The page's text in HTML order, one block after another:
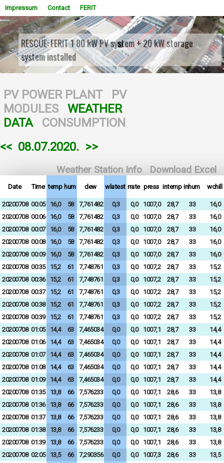
Impressum Contact FERIT
WOWSlider.com
RESCUE: FERIT 1 80 kW PV system + 20 kW storage
system installed
PV POWER PLANT
PV
MODULES
WEATHER
DATA
CONSUMPTION
<< 08.07.2020. >>
Download Excel
Weather Station Info
Date Time temp hum dew wlatest rrate press intemp inhum wchill
20200708 00:05 16,0 58 7,761482 0,3 0,0 1007,0 28,7 33
16,0
20200708 00:06 16,0 58 7,761482 0,3 0,0 1007,0 28,7 33
16,0
20200708 00:07 16,0 58 7,761482 0,3 0,0 1007,0 28,7 33
16,0
20200708 00:08 16,0 58 7,761482 0,3 0,0 1007,0 28,7 33
16,0
20200708 00:09 16,0 58 7,761482 0,3 0,0 1007,0 28,7 33
16,0
20200708 00:35 15,2 61 7,748761 0,3 0,0 1007,2 28,7 33
15,2
20200708 00:36 15,2 61 7,748761 0,3 0,0 1007,2 28,7 33
15,2
20200708 00:37 15,2 61 7,748761 0,3 0,0 1007,2 28,7 33
15,2
20200708 00:38 15,2 61 7,748761 0,3 0,0 1007,2 28,7 33
15,2
20200708 00:39 15,2 61 7,748761 0,3 0,0 1007,2 28,7 33
15,2
20200708 01:05 14,4 63 7,465034 0,0 0,0 1007,1 28,7 33
14,4
20200708 01:06 14,4 63 7,465034 0,0 0,0 1007,1 28,7 33
14,4
20200708 01:07 14,4 63 7,465034 0,0 0,0 1007,1 28,7 33
14,4
20200708 01:08 14,4 63 7,465034 0,0 0,0 1007,1 28,7 33
14,4
20200708 01:09 14,4 63 7,465034 0,0 0,0 1007,1 28,7 33
14,4
20200708 01:35 13,8 66 7,576233 0,0 0,0 1007,1 28,6 33
13,8
20200708 01:36 13,8 66 7,576233 0,0 0,0 1007,1 28,6 33
13,8
20200708 01:37 13,8 66 7,576233 0,0 0,0 1007,1 28,6 33
13,8
20200708 01:38 13,8 66 7,576233 0,0 0,0 1007,1 28,6 33
13,8
20200708 01:39 13,8 66 7,576233 0,0 0,0 1007,1 28,6 33
13,8
20200708 02:05 13,5 66 7,290356 0,0 0,0 1007,3 28,6 33
13,5